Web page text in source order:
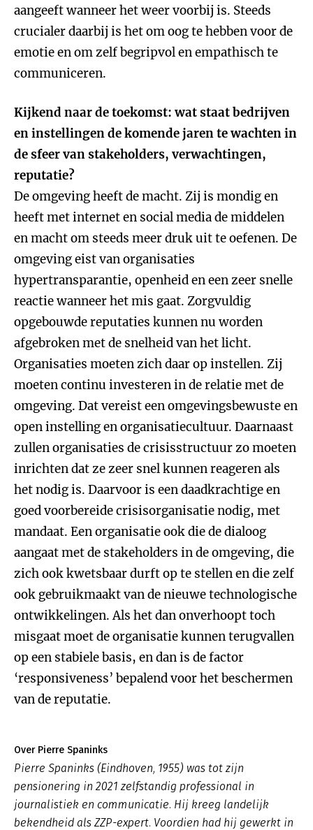
aangeeft wanneer het weer voorbij is. Steeds
crucialer daarbij is het om oog te hebben voor de
emotie en om zelf begripvol en empathisch te
communiceren.
Kijkend naar de toekomst: wat staat bedrijven
en instellingen de komende jaren te wachten in
de sfeer van stakeholders, verwachtingen,
reputatie?
De omgeving heeft de macht. Zij is mondig en
heeft met internet en social media de middelen
en macht om steeds meer druk uit te oefenen. De
omgeving eist van organisaties
hypertransparantie, openheid en een zeer snelle
reactie wanneer het mis gaat. Zorgvuldig
opgebouwde reputaties kunnen nu worden
afgebroken met de snelheid van het licht.
Organisaties moeten zich daar op instellen. Zij
moeten continu investeren in de relatie met de
omgeving. Dat vereist een omgevingsbewuste en
open instelling en organisatiecultuur. Daarnaast
zullen organisaties de crisisstructuur zo moeten
inrichten dat ze zeer snel kunnen reageren als
het nodig is. Daarvoor is een daadkrachtige en
goed voorbereide crisisorganisatie nodig, met
mandaat. Een organisatie ook die de dialoog
aangaat met de stakeholders in de omgeving, die
zich ook kwetsbaar durft op te stellen en die zelf
ook gebruikmaakt van de nieuwe technologische
ontwikkelingen. Als het dan onverhoopt toch
misgaat moet de organisatie kunnen terugvallen
op een stabiele basis, en dan is de factor
‘responsiveness’ bepalend voor het beschermen
van de reputatie.
Over Pierre Spaninks
Pierre Spaninks (Eindhoven, 1955) was tot zijn
pensionering in 2021 zelfstandig professional in
journalistiek en communicatie. Hij kreeg landelijk
bekendheid als ZZP-expert. Voordien had hij gewerkt in